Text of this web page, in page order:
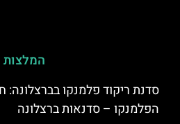
המלצות
סדנת ריקוד פלמנקו בברצלונה:
הפלמנקו – סדנאות ברצלונה